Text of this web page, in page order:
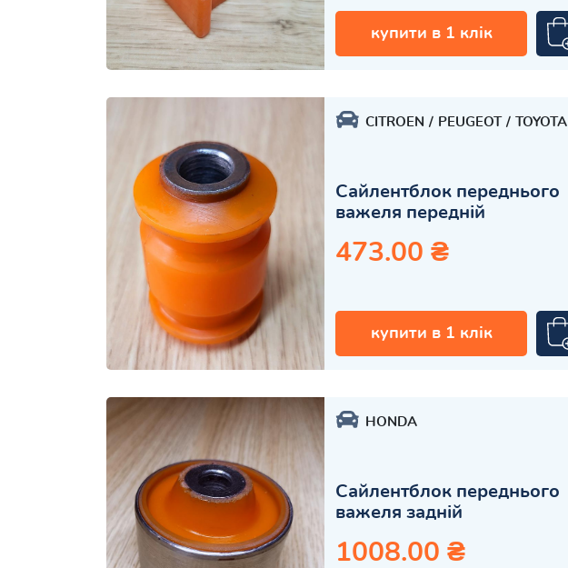
купити в 1 клік
CITROEN PEUGEOT TOYOTA
Сайлентблок переднього
важеля передній
473.00 ₴
купити в 1 клік
HONDA
Сайлентблок переднього
важеля задній
1008.00 ₴